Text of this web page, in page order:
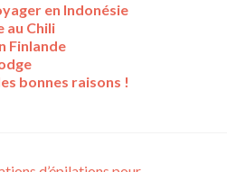
en Indonésie
au Chili
Finlande
bonnes raisons !